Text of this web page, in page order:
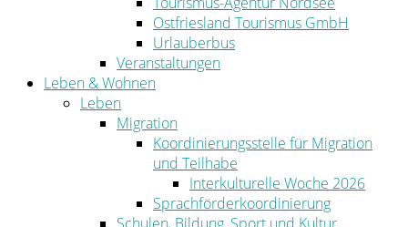
Ostfriesland Tourismus GmbH
Urlauberbus
Veranstaltungen
Leben & Wohnen
Leben
Migration
Koordinierungsstelle für Migration
und Teilhabe
Interkulturelle Woche 2026
Sprachförderkoordinierung